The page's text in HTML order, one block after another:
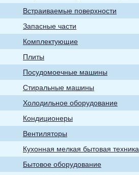
Хозяйственно-
бытовые товары
Кухонная мелкая
бытовая техника
Встраиваемые поверхности
Запасные части
Комплектующие
Плиты
Посудомоечные машины
Стиральные машины
Холодильное оборудование
Кондиционеры
Вентиляторы
Кухонная мелкая бытовая техника
Бытовое оборудование